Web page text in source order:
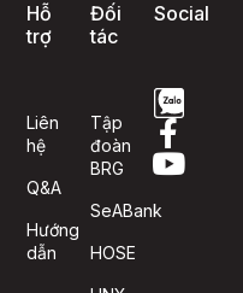
Hỗ
trợ
Liên
hệ
Q&A
Hướng
dẫn
Đối
tác
Tập
đoàn
BRG
SeABank
HOSE
Social